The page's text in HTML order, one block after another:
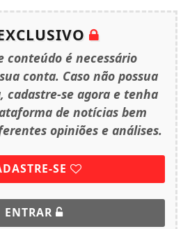
conteúdo é necessário
conta. Caso não possua
cadastre-se agora e tenha
de notícias bem
opiniões e análises.
SE
ENTRAR